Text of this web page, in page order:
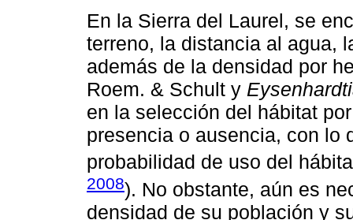
En la Sierra del Laurel, se
terreno, la distancia al agua,
además de la densidad por
Roem. & Schult y
en la selección del hábitat
presencia o ausencia, con lo
probabilidad de uso del
2008). No obstante, aún es
densidad de su población y